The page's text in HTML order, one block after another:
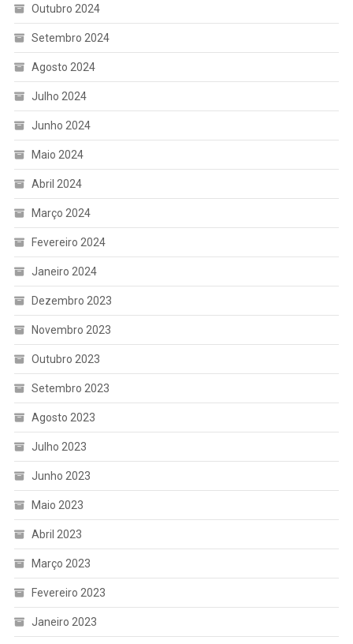
Outubro 2024
Setembro 2024
Agosto 2024
Julho 2024
Junho 2024
Maio 2024
Abril 2024
Março 2024
Fevereiro 2024
Janeiro 2024
Dezembro 2023
Novembro 2023
Outubro 2023
Setembro 2023
Agosto 2023
Julho 2023
Junho 2023
Maio 2023
Abril 2023
Março 2023
Fevereiro 2023
Janeiro 2023